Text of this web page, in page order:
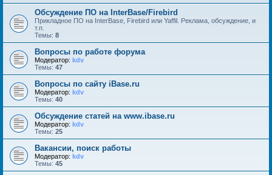
Обсуждение ПО на InterBase/Firebird
Прикладное ПО на InterBase, Firebird или Yaffil. Реклама, обсуждение, и
т.п.
Темы: 8
Вопросы по работе форума
Модератор: kdv
Темы: 47
Вопросы по сайту iBase.ru
Модератор: kdv
Темы: 40
Обсуждение статей на www.ibase.ru
Модератор: kdv
Темы: 25
Вакансии, поиск работы
Модератор: kdv
Темы: 45